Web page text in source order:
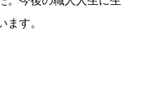
ます。